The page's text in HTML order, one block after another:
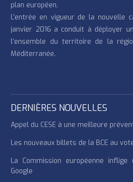
plan européen.
L’entrée en vigueur de la nouvelle
janvier 2016 a conduit à déployer
l’ensemble du territoire de la
Méditerranée.
DERNIÈRES NOUVELLES
Appel du CESE à une meilleure
Les nouveaux billets de la BCE au
La Commission européenne
Google